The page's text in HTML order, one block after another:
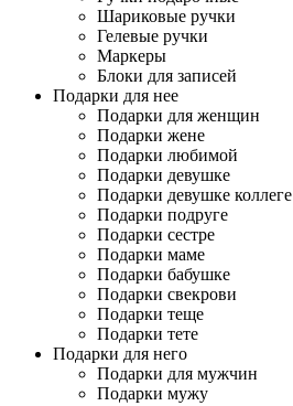
Шариковые ручки
Гелевые ручки
Маркеры
Блоки для записей
Подарки для нее
Подарки для женщин
Подарки жене
Подарки любимой
Подарки девушке
Подарки девушке коллеге
Подарки подруге
Подарки сестре
Подарки маме
Подарки бабушке
Подарки свекрови
Подарки теще
Подарки тете
Подарки для него
Подарки для мужчин
Подарки мужу